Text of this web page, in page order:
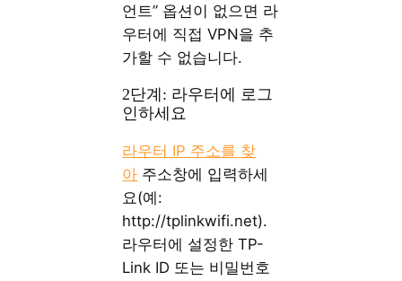
언트” 옵션이 없으면 라
우터에 직접 VPN을 추
가할 수 없습니다.
2단계: 라우터에 로그
인하세요
라우터 IP 주소를 찾
아 주소창에 입력하세
요(예:
http://tplinkwifi.net).
라우터에 설정한 TP-
Link ID 또는 비밀번호